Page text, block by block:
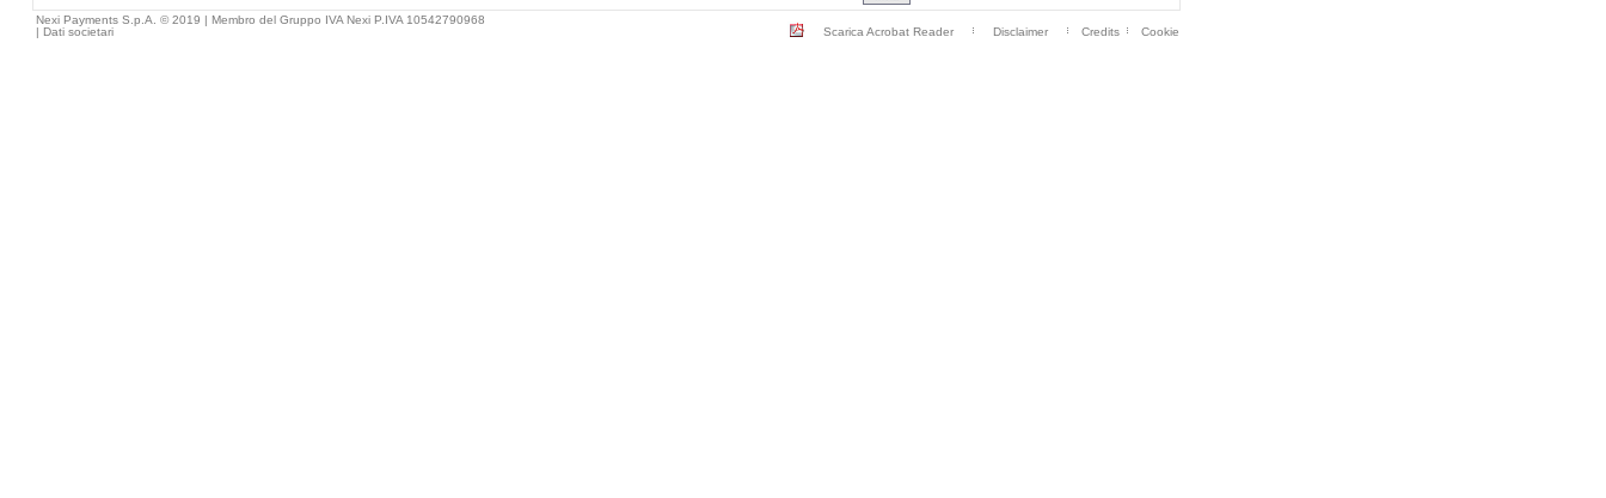
Nexi Payments S.p.A. © 2019 | Membro del Gruppo IVA Nexi P.IVA 10542790968
| Dati societari Scarica Acrobat Reader Disclaimer Credits Cookie